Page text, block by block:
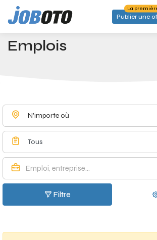
Skip to main content
Publier une
La
Accueil Emplois à Baisy-Thy - Joboto
Emplois
N'importe où
Tous
Filtre